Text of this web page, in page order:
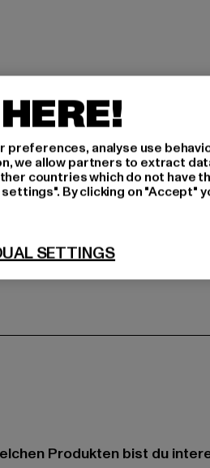
Produkten bist du
analyse use
we allow partners to extract
countries which do not have
By clicking on "Accept"
SETTINGS